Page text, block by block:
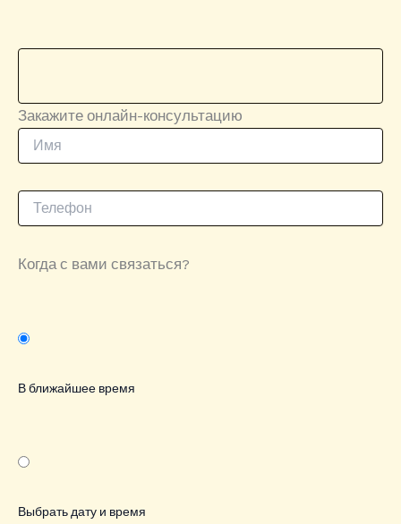
Закажите онлайн-консультацию
Когда с вами связаться?
В ближайшее время
Выбрать дату и время